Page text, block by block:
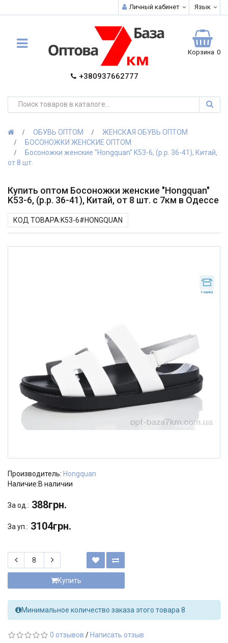
Личный кабинет Язык
+380937662777
Корзина 0
ОБУВЬ ОПТОМ
ЖЕНСКАЯ ОБУВЬ ОПТОМ
БОСОНОЖКИ ЖЕНСКИЕ ОПТОМ
Босоножки женские "Hongquan" K53-6, (р.р. 36-41), Китай,
от 8 шт.
Купить оптом Босоножки женские "Hongquan"
K53-6, (р.р. 36-41), Китай, от 8 шт. с 7км в Одессе
КОД ТОВАРА:K53-6#HONGQUAN
Производитель: Hongquan
Наличие:В наличии
За од.: 388грн.
За уп.: 3104грн.
Купить
Минимальное количество заказа этого товара 8
0 отзывов / Написать отзыв